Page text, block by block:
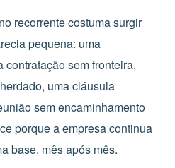
recorrente costuma surgir
pequena: uma
contratação sem fronteira,
uma cláusula
sem encaminhamento
porque a empresa continua
base, mês após mês.